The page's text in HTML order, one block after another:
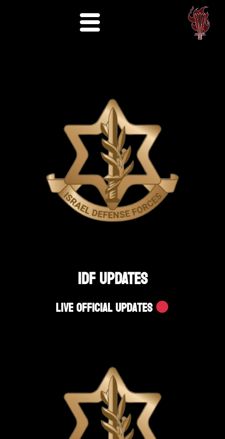
IDF UPDATES
Live Official Updates